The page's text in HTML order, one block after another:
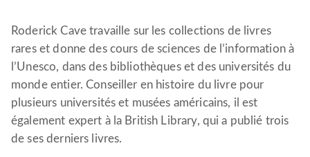
Roderick Cave travaille sur les collections de livres
rares et donne des cours de sciences de l’information à
l’Unesco, dans des bibliothèques et des universités du
monde entier. Conseiller en histoire du livre pour
plusieurs universités et musées américains, il est
également expert à la British Library, qui a publié trois
de ses derniers livres.